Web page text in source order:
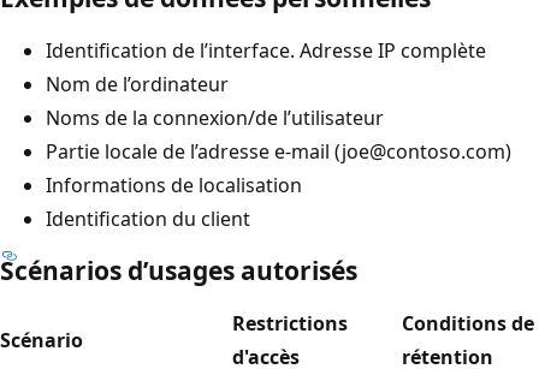
Identification de l’interface. Adresse IP complète
Nom de l’ordinateur
Noms de la connexion/de l’utilisateur
Partie locale de l’adresse e-mail (joe@contoso.com)
Informations de localisation
Identification du client
Scénarios d’usages autorisés
Scénario
Restrictions
d'accès
Conditions de
rétention